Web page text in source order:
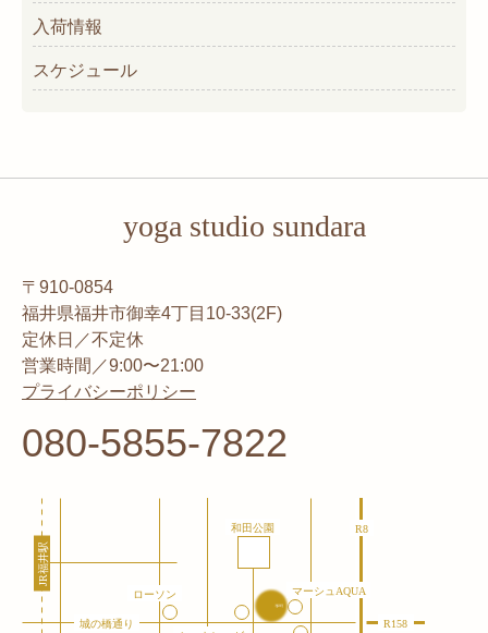
入荷情報
スケジュール
yoga studio sundara
〒910-0854
福井県福井市御幸4丁目10-33(2F)
定休日／不定休
営業時間／9:00〜21:00
プライバシーポリシー
080-5855-7822